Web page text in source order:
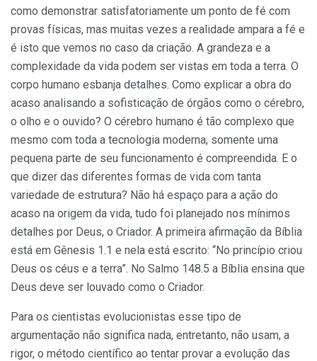
como demonstrar satisfatoriamente um ponto de fé com
provas físicas, mas muitas vezes a realidade ampara a fé e
é isto que vemos no caso da criação. A grandeza e a
complexidade da vida podem ser vistas em toda a terra. O
corpo humano esbanja detalhes. Como explicar a obra do
acaso analisando a sofisticação de órgãos como o cérebro,
o olho e o ouvido? O cérebro humano é tão complexo que
mesmo com toda a tecnologia moderna, somente uma
pequena parte de seu funcionamento é compreendida. E o
que dizer das diferentes formas de vida com tanta
variedade de estrutura? Não há espaço para a ação do
acaso na origem da vida, tudo foi planejado nos mínimos
detalhes por Deus, o Criador. A primeira afirmação da Bíblia
está em Gênesis 1.1 e nela está escrito: “No princípio criou
Deus os céus e a terra”. No Salmo 148.5 a Bíblia ensina que
Deus deve ser louvado como o Criador.
Para os cientistas evolucionistas esse tipo de
argumentação não significa nada, entretanto, não usam, a
rigor, o método científico ao tentar provar a evolução das